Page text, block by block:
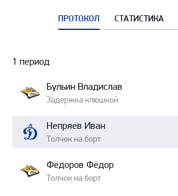
ПРОТОКОЛ СТАТИСТИКА
Протокол
1 период
Бульин Владислав
Задержка клюшкой
Непряев Иван
Толчок на борт
Фёдоров Фёдор
Толчок на борт